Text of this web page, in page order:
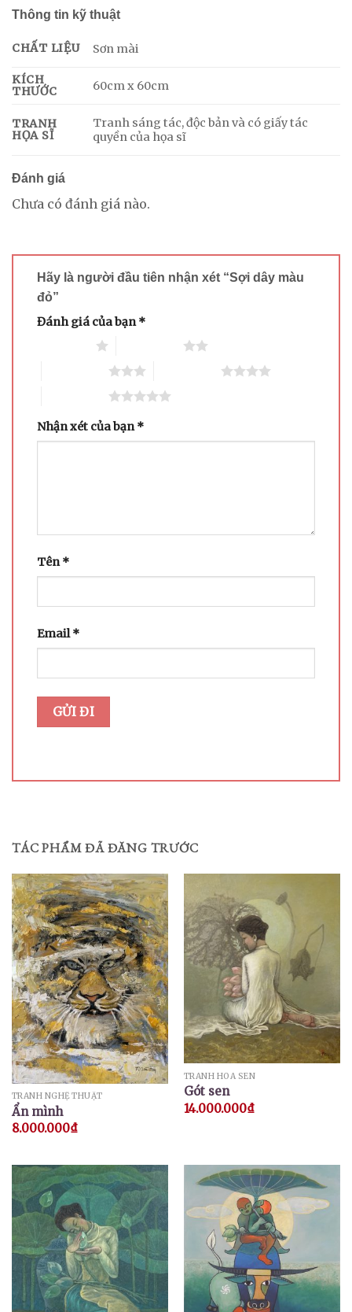
Thông tin kỹ thuật
CHẤT LIỆU Sơn mài
KÍCH
THƯỚC
60cm x 60cm
TRANH
HỌA SĨ
Tranh sáng tác, độc bản và có giấy tác
quyền của họa sĩ
Đánh giá
Chưa có đánh giá nào.
Hãy là người đầu tiên nhận xét “Sợi dây màu
đỏ”
Đánh giá của bạn*
Nhận xét của bạn*
Tên*
Email*
TÁC PHẨM ĐÃ ĐĂNG TRƯỚC
TRANH NGHỆ THUẬT
Ẩn mình
8.000.000₫
TRANH HOA SEN
Gót sen
14.000.000₫